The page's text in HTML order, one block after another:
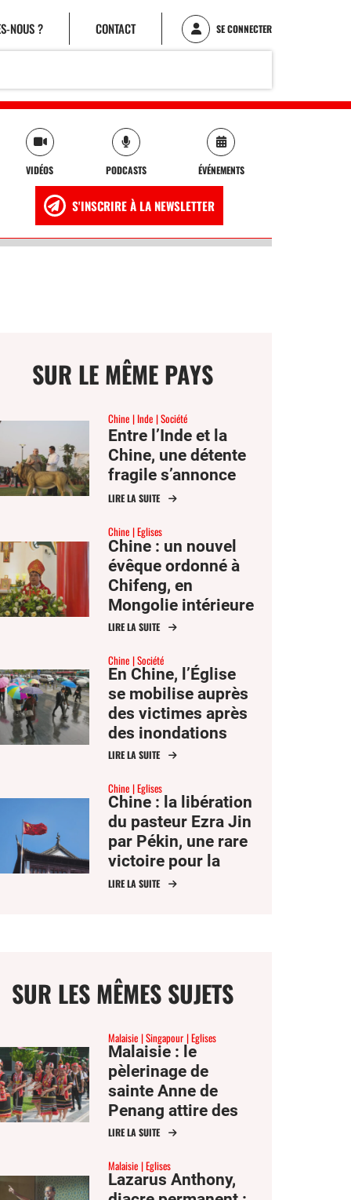
NOUS ? CONTACT SE CONNECTER
VIDÉOS PODCASTS ÉVÉNEMENTS
S'INSCRIRE À LA NEWSLETTER
SUR LE MÊME PAYS
Chine Inde Société
Entre l’Inde et la
Chine, une détente
fragile s’annonce
LIRE LA SUITE
Chine Eglises
Chine : un nouvel
évêque ordonné à
Chifeng, en
Mongolie intérieure
LIRE LA SUITE
Chine Société
En Chine, l’Église
se mobilise auprès
des victimes après
des inondations
dévastatrices
LIRE LA SUITE
Chine Eglises
Chine : la libération
du pasteur Ezra Jin
par Pékin, une rare
victoire pour la
liberté religieuse
LIRE LA SUITE
SUR LES MÊMES SUJETS
Malaisie Singapour Eglises
Malaisie : le
pèlerinage de
sainte Anne de
Penang attire des
milliers de fidèles
LIRE LA SUITE
Malaisie Eglises
Lazarus Anthony,